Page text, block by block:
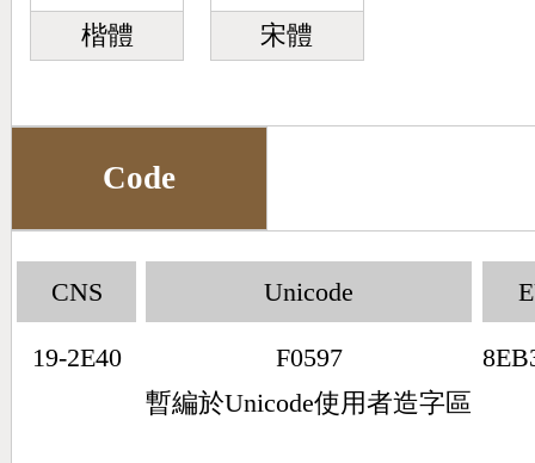
楷體 宋體
Code
CNS
19-2E40
Unicode
F0597
暫編於Unicode使用者造字區